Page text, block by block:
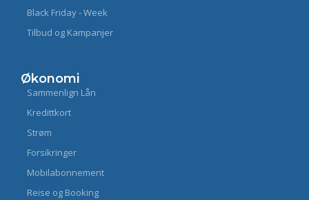
Black Friday - Week
Tilbud og Kampanjer
Økonomi
Sammenlign Lån
Kredittkort
Strøm
Forsikringer
Mobilabonnement
Reise og Booking